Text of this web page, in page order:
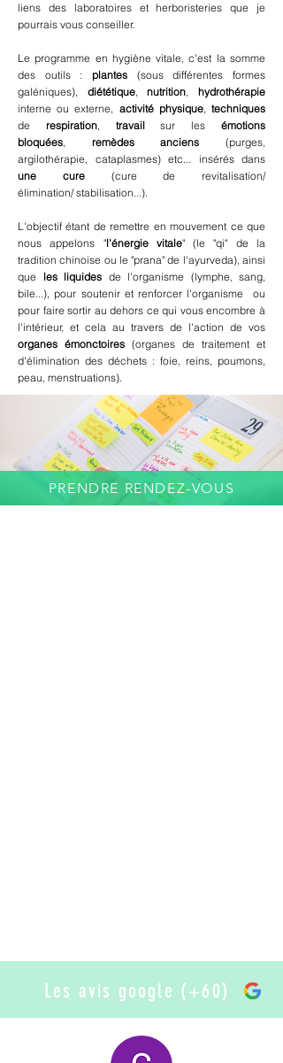
liens des laboratoires et herboristeries que je
pourrais vous conseiller.
Le programme en hygiène vitale, c'est la somme
des outils : plantes (sous différentes formes
galéniques), diététique,nutrition,hydrothérapie
interne ou externe, activité physique,techniques
de respiration, travailsur lesémotions
bloquées, remèdes anciens (purges,
argilothérapie, cataplasmes) etc... insérés dans
une cure (cure de revitalisation/
élimination/stabilisation...).
L'objectif étant de remettre en mouvement ce que
nousappelons "l'énergie vitale" (le "qi" de la
tradition chinoise ou le "prana" de l'ayurveda), ainsi
que les liquides de l'organisme (lymphe, sang,
bile...), pour soutenir et renforcer l'organisme ou
pour faire sortir au dehors ce qui vous encombre à
l'intérieur, et cela au travers de l'action de vos
organes émonctoires (organes de traitement et
d'élimination des déchets : foie, reins, poumons,
peau, menstruations).
PRENDRE RENDEZ-VOUS
Les avis google (+60)